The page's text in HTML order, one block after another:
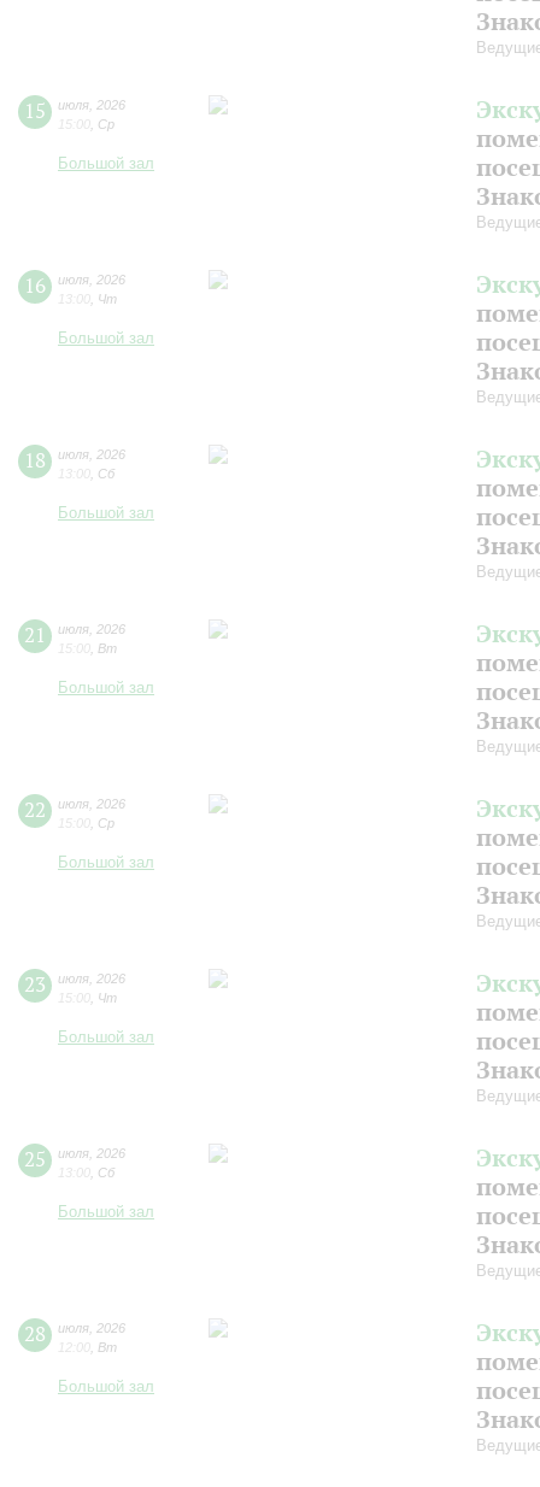
15 июля 2026
15:00 Ср
Большой зал
16 июля 2026
13:00 Чт
Большой зал
18 июля 2026
13:00 Сб
Большой зал
21 июля 2026
15:00 Вт
Большой зал
22 июля 2026
15:00 Ср
Большой зал
23 июля 2026
15:00 Чт
Большой зал
25 июля 2026
13:00 Сб
Большой зал
28 июля 2026
12:00 Вт
Большой зал